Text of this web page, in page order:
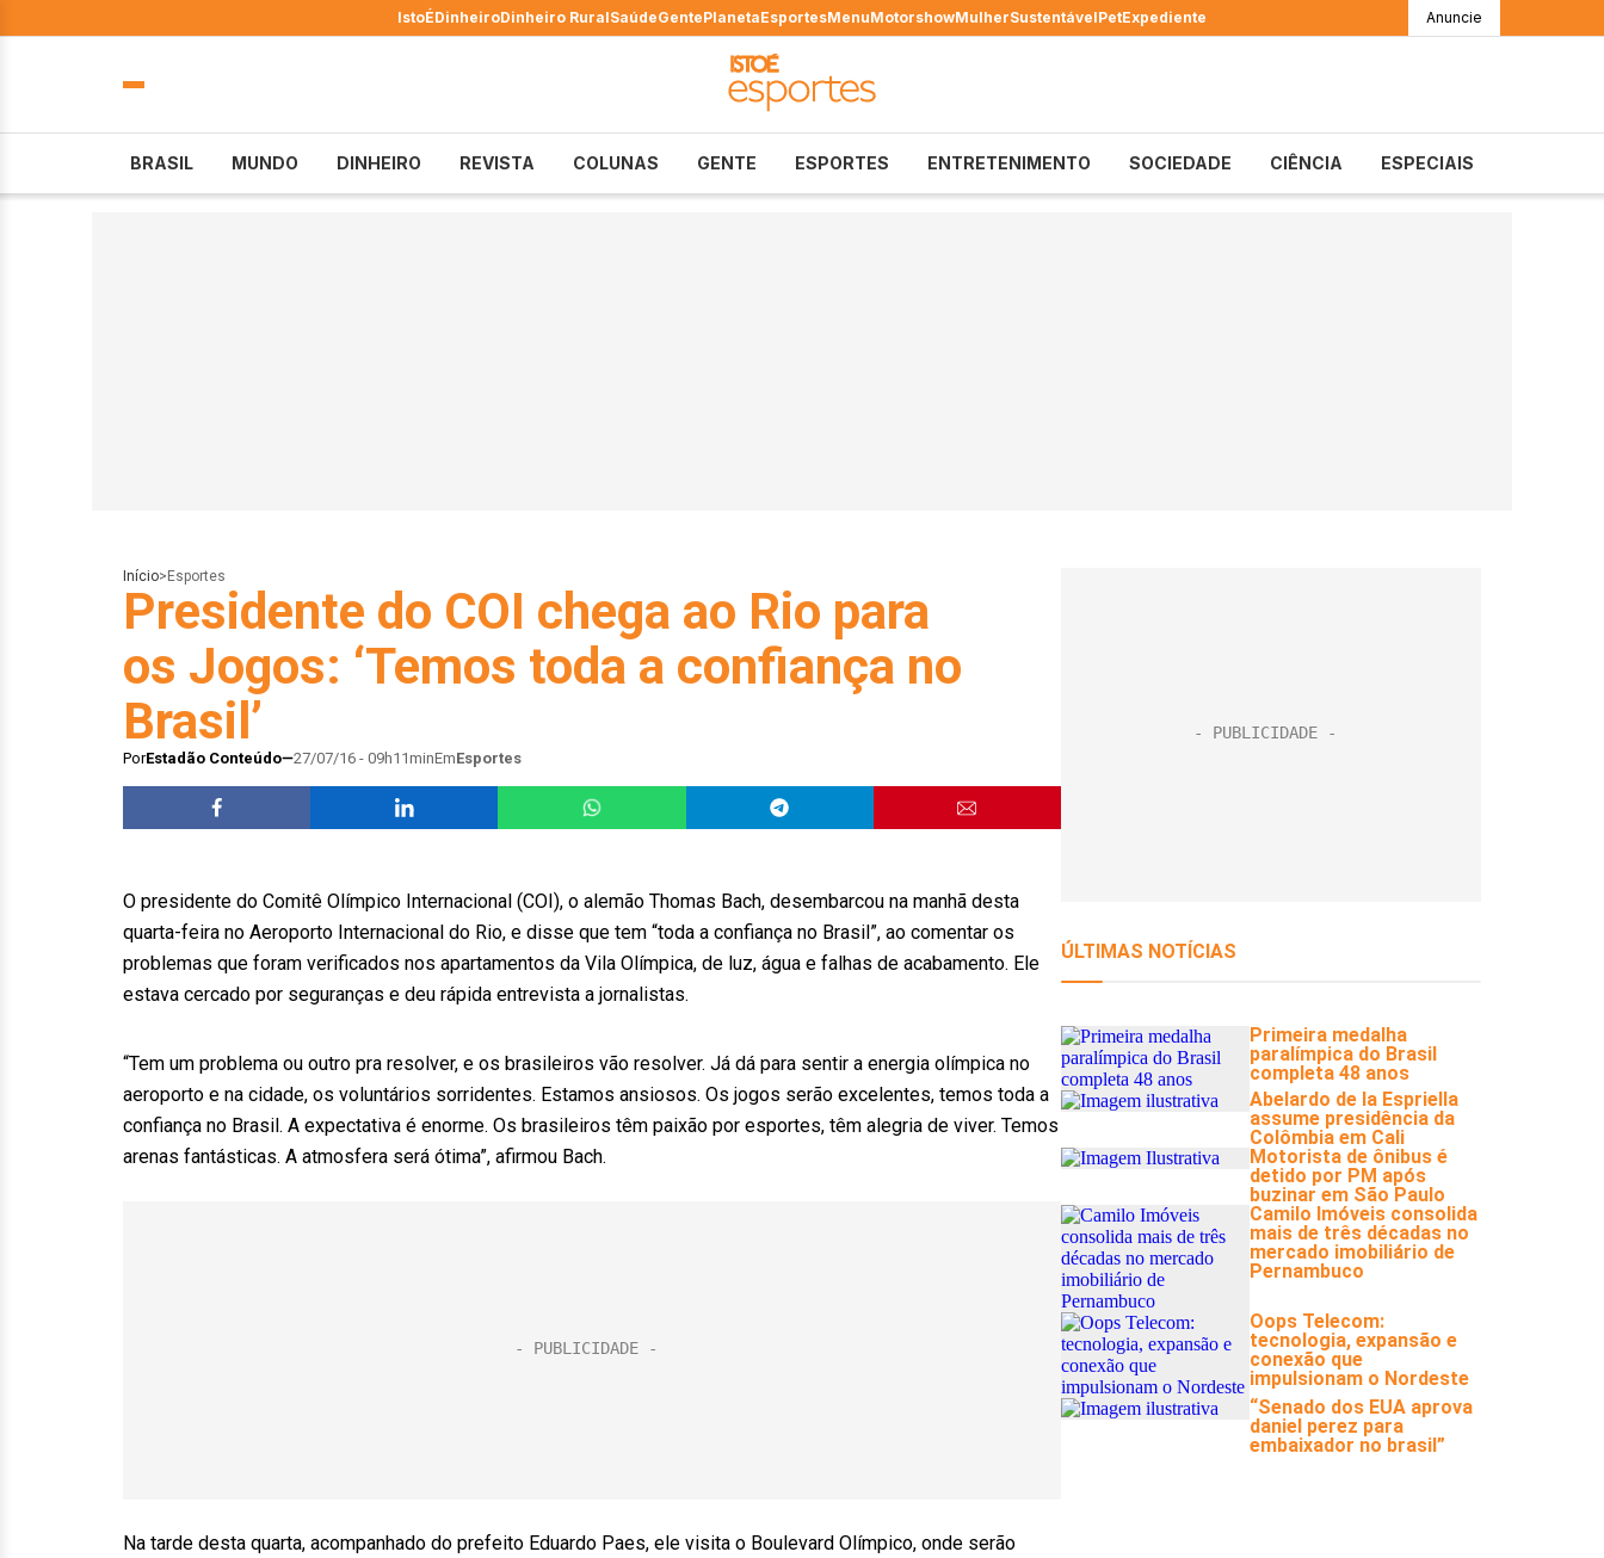
IstoÉDinheiroDinheiro RuralSaúdeGentePlanetaEsportesMenuMotorshowMulherSustentávelPetExpediente Anuncie
BRASIL MUNDO DINHEIRO REVISTA COLUNAS GENTE ESPORTES ENTRETENIMENTO SOCIEDADE CIÊNCIA ESPECIAIS
Início> Esportes
Presidente do COI chega ao Rio para
os Jogos: ‘Temos toda a confiança no
Brasil’
PorEstadão Conteúdo 27/07/16 - 09h11minEmEsportes
O presidente do Comitê Olímpico Internacional (COI), o alemão Thomas Bach, desembarcou na manhã desta
quarta-feira no Aeroporto Internacional do Rio, e disse que tem “toda a confiança no Brasil”, ao comentar os
problemas que foram verificados nos apartamentos da Vila Olímpica, de luz, água e falhas de acabamento. Ele
estava cercado por seguranças e deu rápida entrevista a jornalistas.
“Tem um problema ou outro pra resolver, e os brasileiros vão resolver. Já dá para sentir a energia olímpica no
aeroporto e na cidade, os voluntários sorridentes. Estamos ansiosos. Os jogos serão excelentes, temos toda a
confiança no Brasil. A expectativa é enorme. Os brasileiros têm paixão por esportes, têm alegria de viver. Temos
arenas fantásticas. A atmosfera será ótima”, afirmou Bach.
Na tarde desta quarta, acompanhado do prefeito Eduardo Paes, ele visita o Boulevard Olímpico, onde serão